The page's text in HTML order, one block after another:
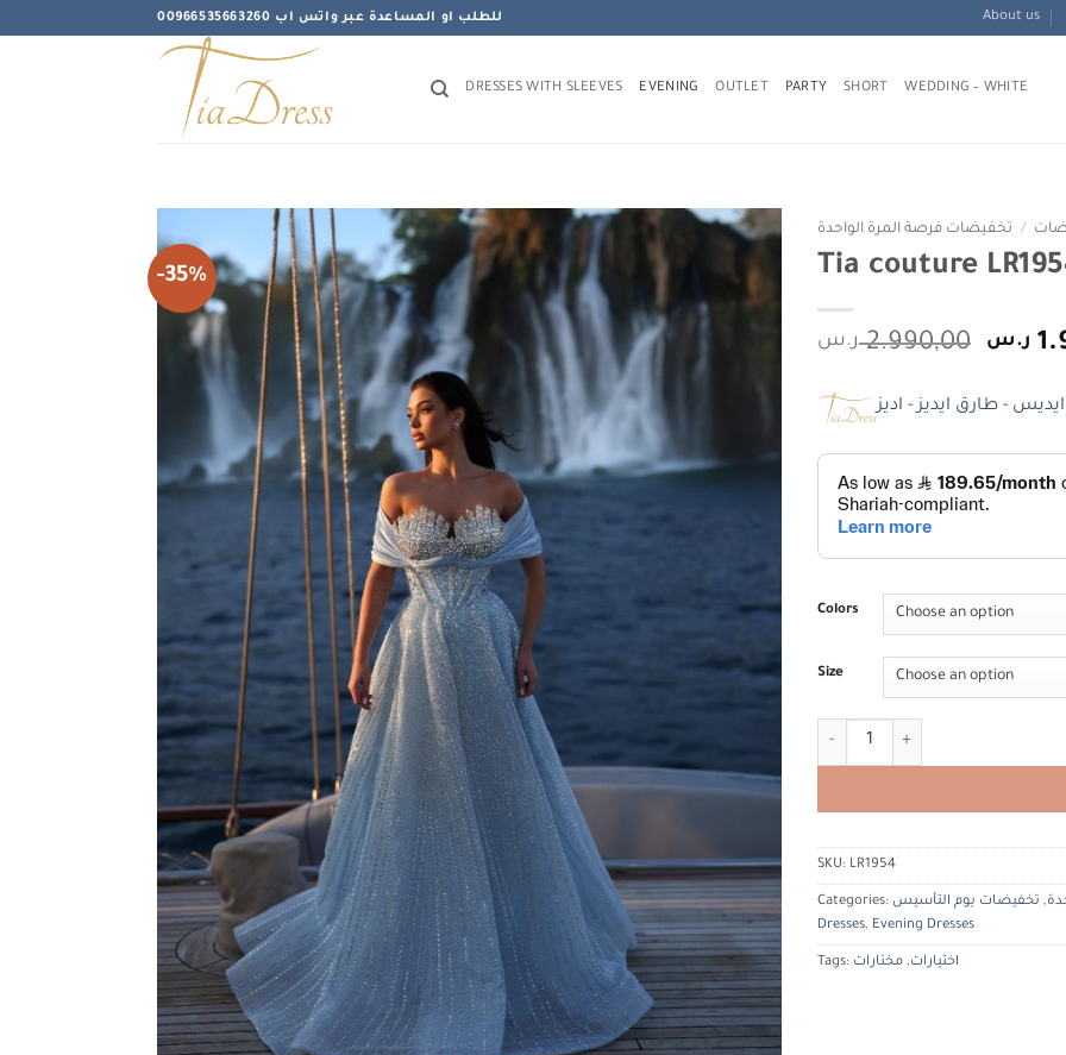
للطلب او المساعدة عبر واتس اب 00966535663260 About us
DRESSES WITH SLEEVES EVENING OUTLET PARTY SHORT WEDDING – WHITE
-35%
Add to
/ تخفيضات فرصة المرة الواحدة
2.990,00 ر.س
was:
ر.س
Colors
Size
SKU: LR1954
Categories: , تخفيضات يوم التأسيس
Dresses, Evening Dresses
Tags: اختيارات, مختارات